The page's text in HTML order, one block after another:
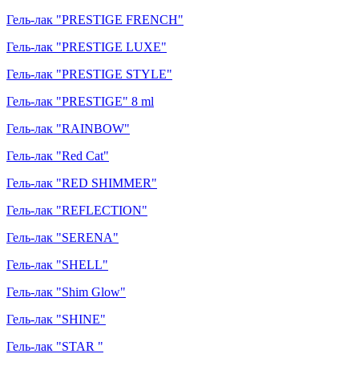
Гель-лак "PRESTIGE FRENCH"
Гель-лак "PRESTIGE LUXE"
Гель-лак "PRESTIGE STYLE"
Гель-лак "PRESTIGE" 8 ml
Гель-лак "RAINBOW"
Гель-лак "Red Cat"
Гель-лак "RED SHIMMER"
Гель-лак "REFLECTION"
Гель-лак "SERENA"
Гель-лак "SHELL"
Гель-лак "Shim Glow"
Гель-лак "SHINE"
Гель-лак "STAR "